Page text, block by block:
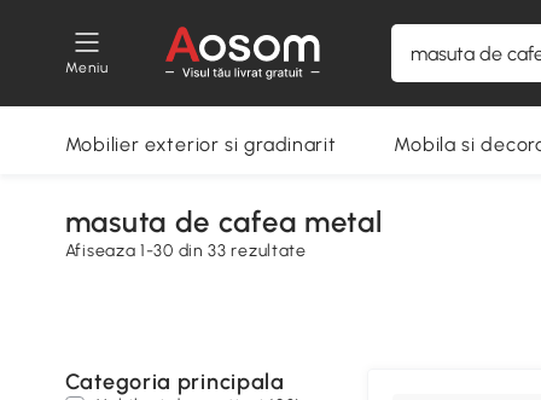
Meniu
Mobilier exterior si gradinarit Mobila si
masuta de cafea metal
Afiseaza 1-30 din 33 rezultate
Categoria principala